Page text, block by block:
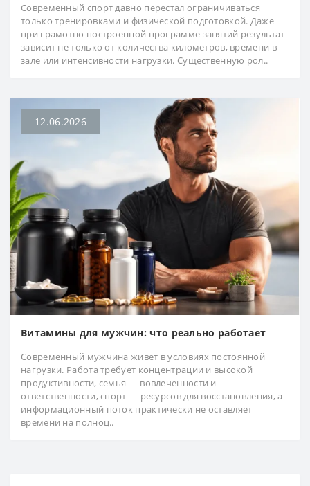
Современный спорт давно перестал ограничиваться
только тренировками и физической подготовкой. Даже
при грамотно построенной программе занятий результат
зависит не только от количества километров, времени в
зале или интенсивности нагрузки. Существенную рол..
12.06.2026
Витамины для мужчин: что реально работает
Современный мужчина живет в условиях постоянной
нагрузки. Работа требует концентрации и высокой
продуктивности, семья — вовлеченности и
ответственности, спорт — ресурсов для восстановления, а
информационный поток практически не оставляет
времени на полноц..